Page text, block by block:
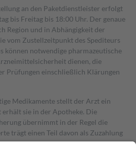
an den Paketdienstleister erfolgt
bis Freitag bis 18:00 Uhr. Der genaue
Region und in Abhängigkeit der
vom Zustellzeitpunkt des Spediteurs
können notwendige pharmazeutische
dienen, die
Prüfungen einschließlich Klärungen
Medikamente stellt der Arzt ein
erhält sie in der Apotheke. Die
übernimmt in der Regel die
trägt einen Teil davon als Zuzahlung